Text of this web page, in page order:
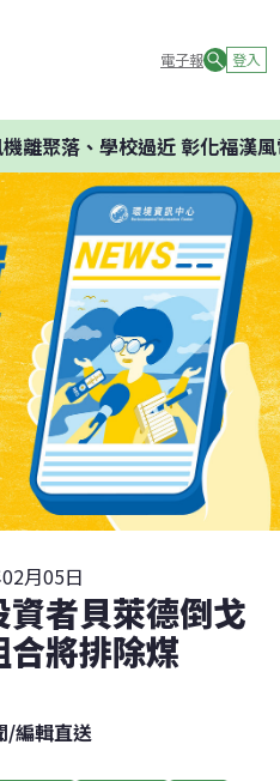
電子報 登入
離聚落、學校過近 彰化福漢風
月05日
者貝萊德倒戈
將排除煤
/編輯直送